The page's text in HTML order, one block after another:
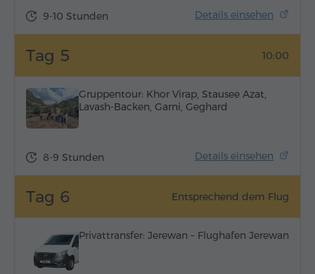
Details einsehen
9-10 Stunden
Tag 5 10:00
Gruppentour: Khor Virap, Stausee Azat,
Lavash-Backen, Garni, Geghard
Details einsehen
8-9 Stunden
Tag 6 Entsprechend dem Flug
Privattransfer: Jerewan – Flughafen Jerewan